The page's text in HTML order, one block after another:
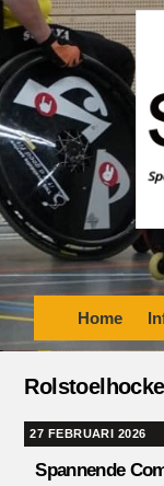
Skip
content
Home
27 FEBRUARI 2026
Spannende